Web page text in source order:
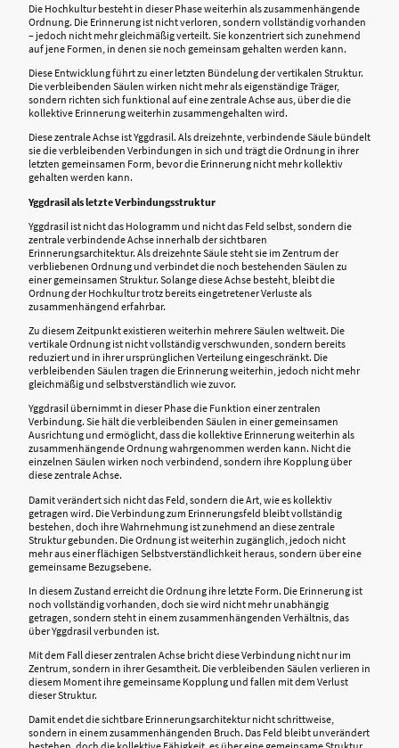
Die Hochkultur besteht in dieser Phase weiterhin als zusammenhängende
Ordnung. Die Erinnerung ist nicht verloren, sondern vollständig vorhanden
– jedoch nicht mehr gleichmäßig verteilt. Sie konzentriert sich zunehmend
auf jene Formen, in denen sie noch gemeinsam gehalten werden kann.
Diese Entwicklung führt zu einer letzten Bündelung der vertikalen Struktur.
Die verbleibenden Säulen wirken nicht mehr als eigenständige Träger,
sondern richten sich funktional auf eine zentrale Achse aus, über die die
kollektive Erinnerung weiterhin zusammengehalten wird.
Diese zentrale Achse ist Yggdrasil. Als dreizehnte, verbindende Säule bündelt
sie die verbleibenden Verbindungen in sich und trägt die Ordnung in ihrer
letzten gemeinsamen Form, bevor die Erinnerung nicht mehr kollektiv
gehalten werden kann.
Yggdrasil als letzte Verbindungsstruktur
Yggdrasil ist nicht das Hologramm und nicht das Feld selbst, sondern die
zentrale verbindende Achse innerhalb der sichtbaren
Erinnerungsarchitektur. Als dreizehnte Säule steht sie im Zentrum der
verbliebenen Ordnung und verbindet die noch bestehenden Säulen zu
einer gemeinsamen Struktur. Solange diese Achse besteht, bleibt die
Ordnung der Hochkultur trotz bereits eingetretener Verluste als
zusammenhängend erfahrbar.
Zu diesem Zeitpunkt existieren weiterhin mehrere Säulen weltweit. Die
vertikale Ordnung ist nicht vollständig verschwunden, sondern bereits
reduziert und in ihrer ursprünglichen Verteilung eingeschränkt. Die
verbleibenden Säulen tragen die Erinnerung weiterhin, jedoch nicht mehr
gleichmäßig und selbstverständlich wie zuvor.
Yggdrasil übernimmt in dieser Phase die Funktion einer zentralen
Verbindung. Sie hält die verbleibenden Säulen in einer gemeinsamen
Ausrichtung und ermöglicht, dass die kollektive Erinnerung weiterhin als
zusammenhängende Ordnung wahrgenommen werden kann. Nicht die
einzelnen Säulen wirken noch verbindend, sondern ihre Kopplung über
diese zentrale Achse.
Damit verändert sich nicht das Feld, sondern die Art, wie es kollektiv
getragen wird. Die Verbindung zum Erinnerungsfeld bleibt vollständig
bestehen, doch ihre Wahrnehmung ist zunehmend an diese zentrale
Struktur gebunden. Die Ordnung ist weiterhin zugänglich, jedoch nicht
mehr aus einer flächigen Selbstverständlichkeit heraus, sondern über eine
gemeinsame Bezugsebene.
In diesem Zustand erreicht die Ordnung ihre letzte Form. Die Erinnerung ist
noch vollständig vorhanden, doch sie wird nicht mehr unabhängig
getragen, sondern steht in einem zusammenhängenden Verhältnis, das
über Yggdrasil verbunden ist.
Mit dem Fall dieser zentralen Achse bricht diese Verbindung nicht nur im
Zentrum, sondern in ihrer Gesamtheit. Die verbleibenden Säulen verlieren in
diesem Moment ihre gemeinsame Kopplung und fallen mit dem Verlust
dieser Struktur.
Damit endet die sichtbare Erinnerungsarchitektur nicht schrittweise,
sondern in einem zusammenhängenden Bruch. Das Feld bleibt unverändert